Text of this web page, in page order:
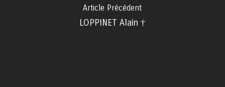
Article Précédent
LOPPINET Alain †